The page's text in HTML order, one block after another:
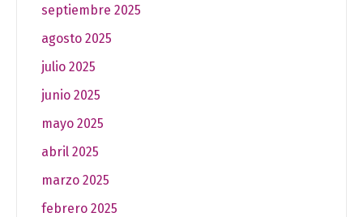
septiembre 2025
agosto 2025
julio 2025
junio 2025
mayo 2025
abril 2025
marzo 2025
febrero 2025